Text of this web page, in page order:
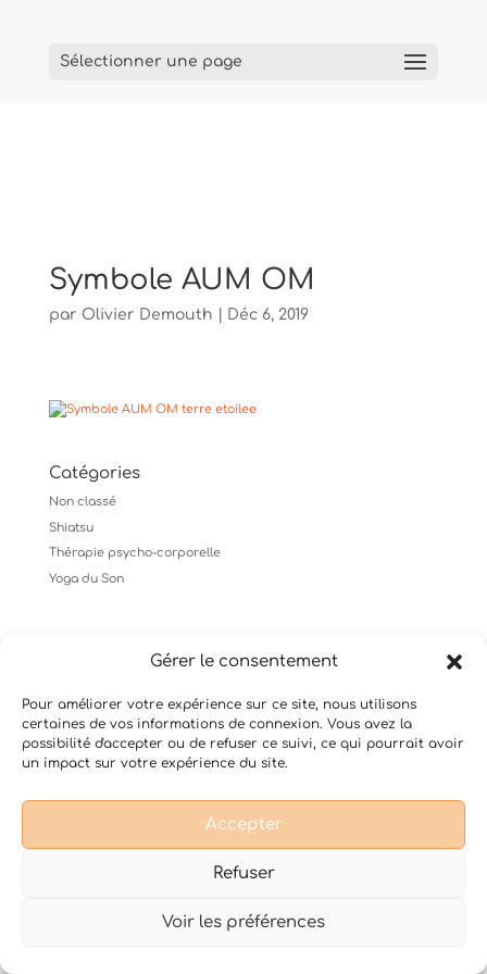
Gérer le consentement
Pour améliorer votre expérience sur ce site, nous utilisons
certaines de vos informations de connexion. Vous avez la
possibilité d'accepter ou de refuser ce suivi, ce qui pourrait avoir
un impact sur votre expérience du site.
Accepter
Refuser
Voir les préférences
Sélectionner une page
Symbole AUM OM
par Olivier Demouth Déc 6, 2019
Catégories
Non classé
Shiatsu
Thérapie psycho-corporelle
Yoga du Son
Mentions légales